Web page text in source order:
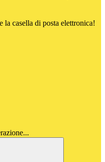
casella di posta elettronica!